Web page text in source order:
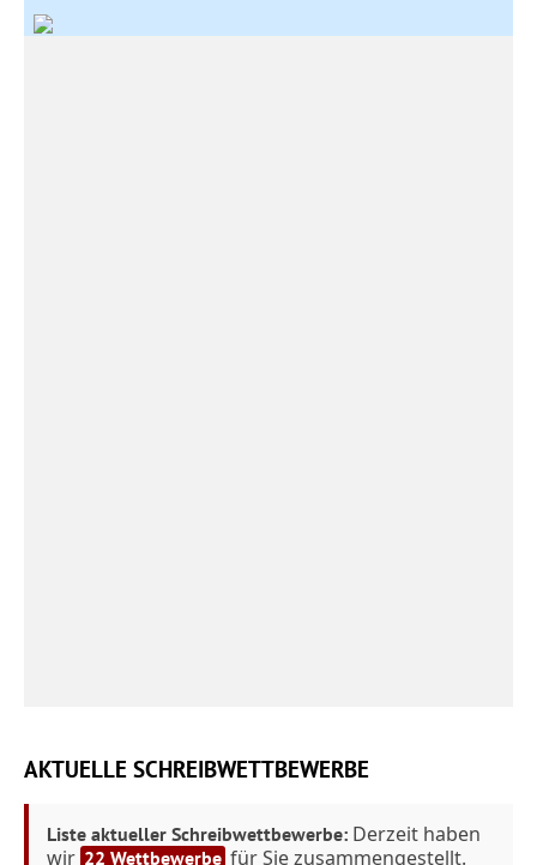
AKTUELLE SCHREIBWETTBEWERBE
Liste aktueller Schreibwettbewerbe: Derzeit haben
wir 22 Wettbewerbe für Sie zusammengestellt.